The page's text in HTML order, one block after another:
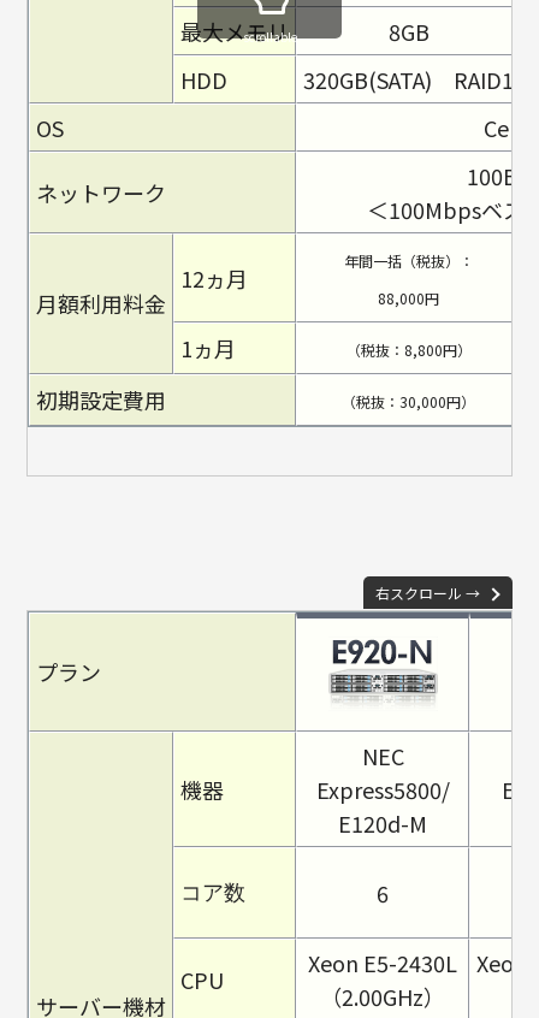
最大メモリ
8GB
HDD
320GB(SATA) RAID1
OS
ネットワーク
＜100Mbpsベス
月額利用料金
12ヵ月
年間一括（税抜）：
88,000円
1ヵ月 （税抜：8,800円）
初期設定費用 （税抜：30,000円）
scrollable
右スクロール →
プラン
サーバー機材
機器
NEC
Express5800/
E120d-M
コア数 6
CPU
Xeon E5-2430L
（2.00GHz）
Xeon